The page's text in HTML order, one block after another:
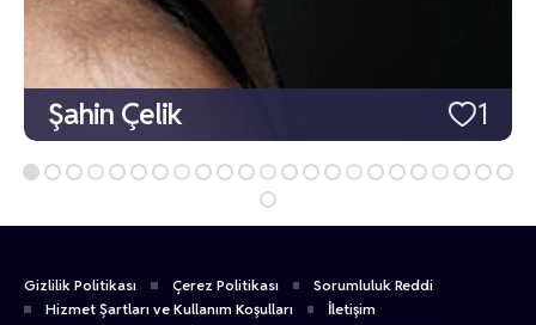
1
Şahin Çelik
Gizlilik Politikası Çerez Politikası
Sorumluluk Reddi
Hizmet Şartları ve Kullanım Koşulları
İletişim